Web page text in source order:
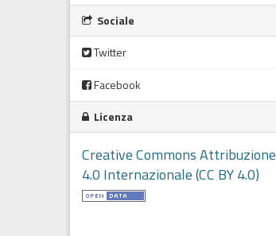
Sociale
Twitter
Facebook
Licenza
Creative Commons Attribuzione
4.0 Internazionale (CC BY 4.0)